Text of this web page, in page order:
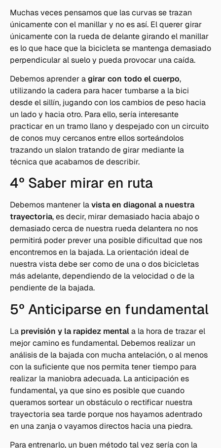
Muchas veces pensamos que las curvas se trazan
únicamente con el manillar y no es así. El querer girar
únicamente con la rueda de delante girando el manillar
es lo que hace que la bicicleta se mantenga demasiado
perpendicular al suelo y pueda provocar una caída.
Debemos aprender agirar con todo el cuerpo,
utilizando la cadera para hacer tumbarse a la bici
desde el sillín, jugando con los cambios de peso hacia
un lado y hacia otro. Para ello, sería interesante
practicar en un tramo llano y despejado con un circuito
de conos muy cercanos entre ellos sorteándolos
trazando un slalon tratando de girar mediante la
técnica que acabamos de describir.
4º Saber mirar en ruta
Debemos mantener lavista en diagonal a nuestra
trayectoria, es decir, mirar demasiado hacia abajo o
demasiado cerca de nuestra rueda delantera no nos
permitirá poder prever una posible dificultad que nos
encontremos en la bajada. La orientación ideal de
nuestra vista debe ser como de una o dos bicicletas
más adelante, dependiendo de la velocidad o de la
pendiente de la bajada.
5º Anticiparse en fundamental
La previsión y la rapidez mentala la hora de trazar el
mejor camino es fundamental. Debemos realizar un
análisis de la bajada con mucha antelación, o al menos
con la suficiente que nos permita tener tiempo para
realizar la maniobra adecuada. La anticipación es
fundamental, ya que sino es posible que cuando
queramos sortear un obstáculo o rectificar nuestra
trayectoria sea tarde porque nos hayamos adentrado
en una zanja o vayamos directos hacia una piedra.
Para entrenarlo, un buen método tal vez sería con la